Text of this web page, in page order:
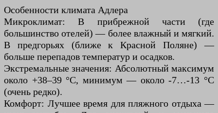
Особенности климата Адлера
Микроклимат: В прибрежной части (где
большинство отелей) — более влажный и мягкий.
В предгорьях (ближе к Красной Поляне) —
больше перепадов температур и осадков.
Экстремальные значения: Абсолютный максимум
около +38–39 °C, минимум — около -7…-13 °C
(очень редко).
Комфорт: Лучшее время для пляжного отдыха —